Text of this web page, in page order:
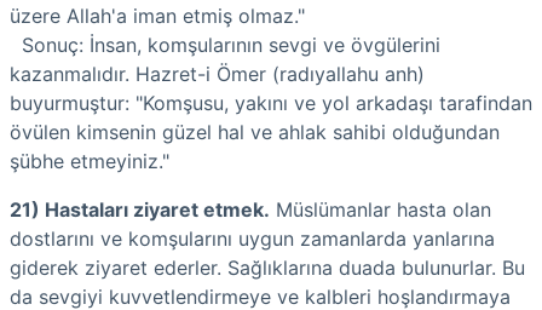
üzere Allah'a iman etmiş olmaz."
Sonuç: İnsan, komşularının sevgi ve övgülerini
kazanmalıdır. Hazret-i Ömer (radıyallahu anh)
buyurmuştur: "Komşusu, yakını ve yol arkadaşı tarafindan
övülen kimsenin güzel hal ve ahlak sahibi olduğundan
şübhe etmeyiniz."
21) Hastaları ziyaret etmek. Müslümanlar hasta olan
dostlarını ve komşularını uygun zamanlarda yanlarına
giderek ziyaret ederler. Sağlıklarına duada bulunurlar. Bu
da sevgiyi kuvvetlendirmeye ve kalbleri hoşlandırmaya